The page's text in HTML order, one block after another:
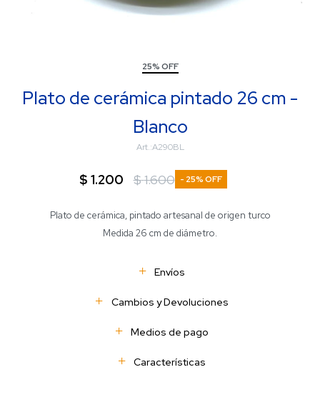
25% OFF
Plato de cerámica pintado 26 cm -
Blanco
A290BL
$ 1.200 $1.600 25
Plato de cerámica, pintado artesanal de origen turco
Medida 26 cm de diámetro.
Envíos
Cambios y Devoluciones
Medios de pago
Características